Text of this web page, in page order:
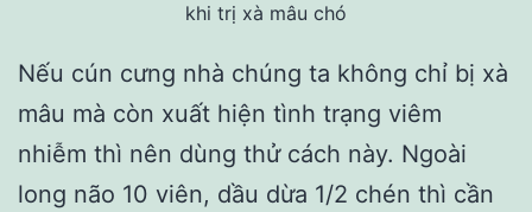
khi trị xà mâu chó
Nếu cún cưng nhà chúng ta không chỉ bị xà
mâu mà còn xuất hiện tình trạng viêm
nhiễm thì nên dùng thử cách này. Ngoài
long não 10 viên, dầu dừa 1/2 chén thì cần